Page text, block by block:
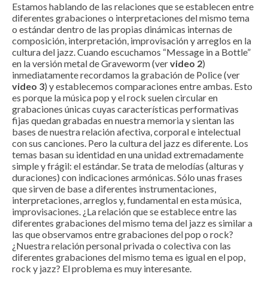
Estamos hablando de las relaciones que se establecen entre
diferentes grabaciones o interpretaciones del mismo tema
o estándar dentro de las propias dinámicas internas de
composición, interpretación, improvisación y arreglos en la
cultura del jazz. Cuando escuchamos “Message in a Bottle”
en la versión metal de Graveworm (vervideo 2)
inmediatamente recordamos la grabación de Police (ver
video 3) y establecemos comparaciones entre ambas. Esto
es porque la música pop y el rock suelen circular en
grabaciones únicas cuyas características performativas
fijas quedan grabadas en nuestra memoria y sientan las
bases de nuestra relación afectiva, corporal e intelectual
con sus canciones. Pero la cultura del jazz es diferente. Los
temas basan su identidad en una unidad extremadamente
simple y frágil: el estándar. Se trata de melodías (alturas y
duraciones) con indicaciones armónicas. Sólo unas frases
que sirven de base a diferentes instrumentaciones,
interpretaciones, arreglos y, fundamental en esta música,
improvisaciones. ¿La relación que se establece entre las
diferentes grabaciones del mismo tema del jazz es similar a
las que observamos entre grabaciones del pop o rock?
¿Nuestra relación personal privada o colectiva con las
diferentes grabaciones del mismo tema es igual en el pop,
rock y jazz? El problema es muy interesante.